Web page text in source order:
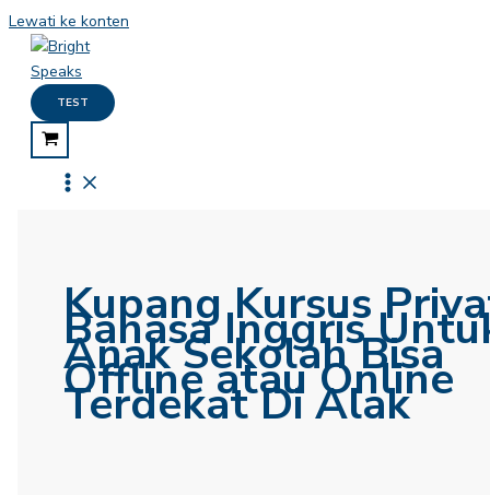
Lewati ke konten
TEST
Kupang Kursus
Bahasa Inggris
Anak Sekolah Bisa
Offline atau Online
Terdekat Di Alak